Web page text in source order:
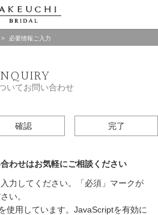
必要情報ご入力
いてお問い合わせ
確認 完了
わせはお気軽にご相談ください
力してください。「必須」マークが
い。
使用しています。JavaScriptを有効に